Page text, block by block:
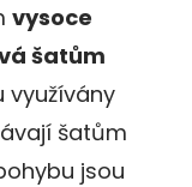
vysoce
šatům
využívány
šatům
jsou